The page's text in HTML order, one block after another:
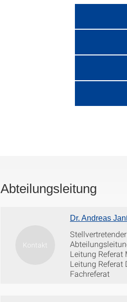
Abteilungsleitung
Dr. Andreas
Leitung Referat
Leitung Referat
Fachreferat